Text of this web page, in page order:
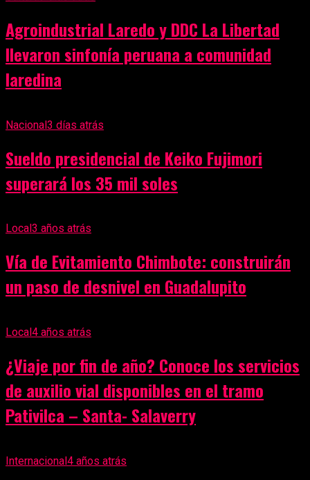
Agroindustrial Laredo y DDC La Libertad
llevaron sinfonía peruana a comunidad
laredina
Nacional3 días atrás
Sueldo presidencial de Keiko Fujimori
superará los 35 mil soles
Local 3 años atrás
Vía de Evitamiento Chimbote: construirán
un paso de desnivel en Guadalupito
Local 4 años atrás
¿Viaje por fin de año? Conoce los servicios
de auxilio vial disponibles en el tramo
Pativilca – Santa- Salaverry
Internacional4 años atrás